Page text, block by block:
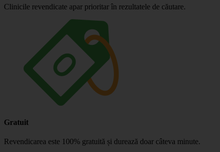
Clinicile revendicate apar prioritar în rezultatele de căutare.
Gratuit
Revendicarea este 100% gratuită și durează doar câteva minute.